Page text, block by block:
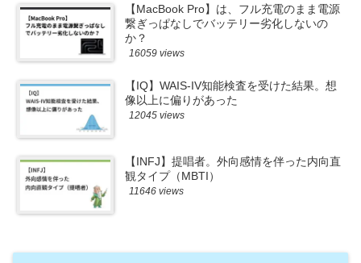
【MacBook Pro】は、フル充電のまま電源
繋ぎっぱなしでバッテリー劣化しないの
か？
16059 views
【IQ】WAIS-IV知能検査を受けた結果。想
像以上に偏りがあった
12045 views
【INFJ】提唱者。外向感情を伴った内向直
観タイプ（MBTI）
11646 views